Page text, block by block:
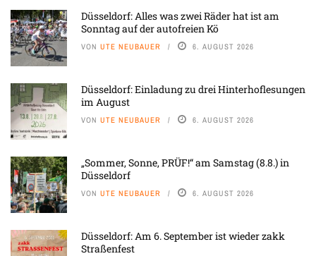
Düsseldorf: Alles was zwei Räder hat ist am
Sonntag auf der autofreien Kö
VON UTE NEUBAUER 6. AUGUST 2026
Düsseldorf: Einladung zu drei Hinterhoflesungen
im August
VON UTE NEUBAUER 6. AUGUST 2026
„Sommer, Sonne, PRÜF!“ am Samstag (8.8.) in
Düsseldorf
VON UTE NEUBAUER 6. AUGUST 2026
Düsseldorf: Am 6. September ist wieder zakk
Straßenfest